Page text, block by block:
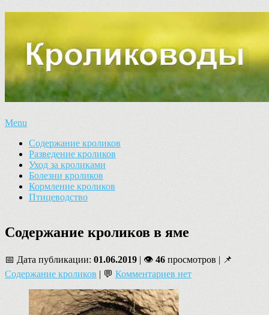
Menu
Содержание кроликов
Разведение кроликов
Уход за кроликами
Болезни кроликов
Кормление кроликов
Птицеводство
Содержание кроликов в яме
📅 Дата публикации: 01.06.2019 | 👁 46 просмотров | 📌
Содержание кроликов | 💬 Комментариев нет